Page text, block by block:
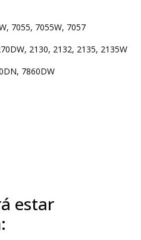
7055, 7055W, 7057
2130, 2132, 2135, 2135W
7860DW
estar